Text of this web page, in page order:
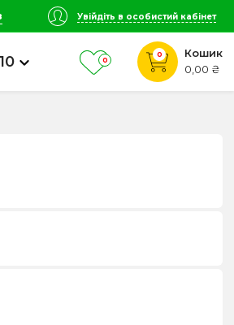
Увійдіть в особистий кабінет
0
0
Кошик
0,00 ₴